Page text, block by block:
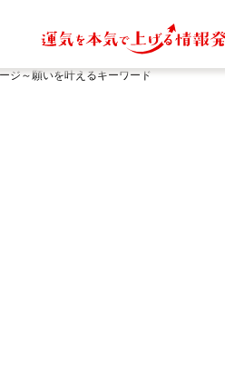
ジ～願いを叶えるキーワード